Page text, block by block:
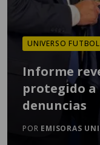
UNIVERSO FUTBOL
Informe
protegido a
denuncias
POR EMISORAS